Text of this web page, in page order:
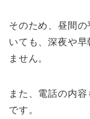
そのため、昼間
いても、深夜や
ません。
また、電話の内
です。